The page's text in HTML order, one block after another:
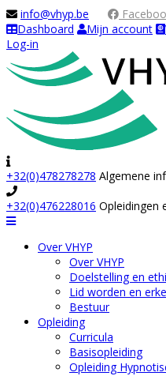
info@vhyp.be
Dashboard
Mijn account
Log-in
+32(0)478278278 Algemene
+32(0)476228016 Opleidingen
Navigation
Over VHYP
Over VHYP
Doelstelling en
Lid worden en
Bestuur
Opleiding
Curricula
Basisopleiding
Opleiding